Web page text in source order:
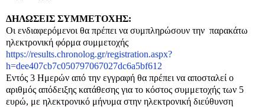
ΔΗΛΩΣΕΙΣ ΣΥΜΜΕΤΟΧΗΣ:
Οι ενδιαφερόμενοι θα πρέπει να συμπληρώσουν την παρακάτω
ηλεκτρονική φόρμα συμμετοχής
https://results.chronolog.gr/registration.aspx?
h=dee407cb7c050797067027dc6a5bf612
Εντός 3 Ημερών από την εγγραφή θα πρέπει να αποσταλεί ο
αριθμός απόδειξης κατάθεσης για το κόστος συμμετοχής των 5
ευρώ, με ηλεκτρονικό μήνυμα στην ηλεκτρονική διεύθυνση